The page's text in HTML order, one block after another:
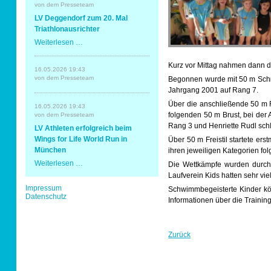
Kurz vor Mittag nahmen dann
Begonnen wurde mit 50 m
Jahrgang 2001 auf Rang 7.
Über die anschließende 50 m
folgenden 50 m Brust, bei der
Rang 3 und Henriette Rudl
Über 50 m Freistil startete
ihren jeweiligen Kategorien
Die Wettkämpfe wurden
Laufverein Kids hatten sehr
Schwimmbegeisterte Kinder
Informationen über die
Zurück
Erding
Spaß
und
von dem Presseteam
LV Deggendorf zum 20. Mal
Triathlonausrichter
Weiterlesen …
zum
20.
Mal
16.05.2026 19:43
von dem Presseteam
16.05.2026 19:43
von dem Presseteam
LV Athleten erfolgreich beim
Wings for Life World Run in
München
Weiterlesen …
Navigation
überspringen
Impressum
Datenschutz
Sportabzeichen
Tempo & Gymnastik